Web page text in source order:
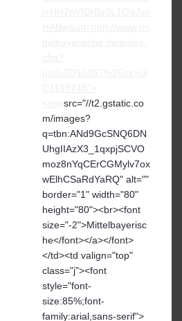
src="//t2.gstatic.co
m/images?
q=tbn:ANd9GcSNQ6DN
UhgIIAzX3_1qxpjSCVO
moz8nYqCErCGMylv7ox
wElhCSaRdYaRQ" alt=""
border="1" width="80"
height="80"><br><font
size="-2">Mittelbayerisc
he</font></a></font>
</td><td valign="top"
class="j"><font
style="font-
size:85%;font-
family:arial,sans-serif">